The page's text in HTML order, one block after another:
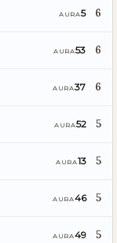
AURA5 6
AURA53 6
AURA37 6
AURA52 5
AURA13 5
AURA46 5
AURA49 5